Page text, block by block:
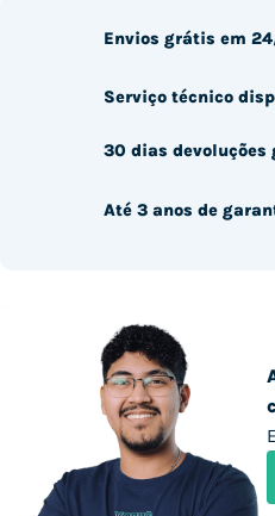
Envios grátis em
Serviço técnico
30 dias devoluções
Até 3 anos de